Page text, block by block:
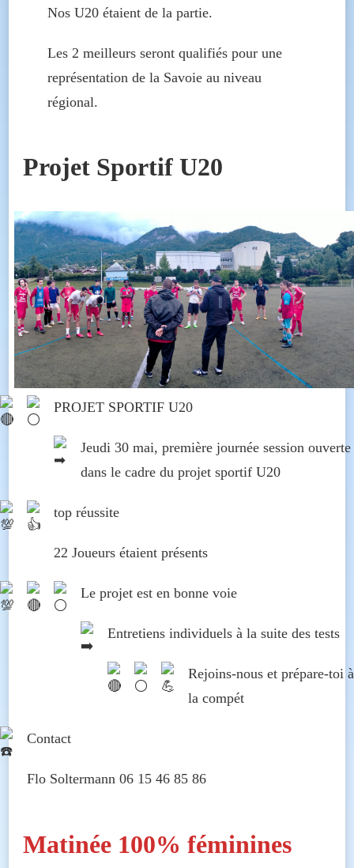
Nos U20 étaient de la partie.
Les 2 meilleurs seront qualifiés pour une
représentation de la Savoie au niveau
régional.
Projet Sportif U20
PROJET SPORTIF U20
Jeudi 30 mai, première journée session ouverte
dans le cadre du projet sportif U20
top réussite
22 Joueurs étaient présents
Le projet est en bonne voie
Entretiens individuels à la suite des tests
Rejoins-nous et prépare-toi à
la compét
Contact
Flo Soltermann 06 15 46 85 86
Matinée 100% féminines